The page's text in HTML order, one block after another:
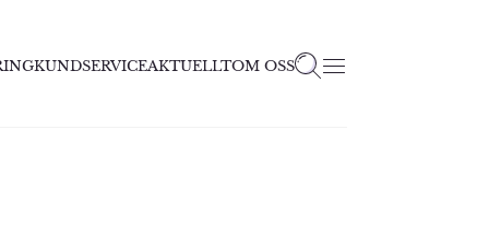
KUNDSERVICEAKTUELLTOM OSS